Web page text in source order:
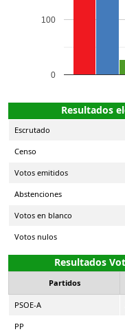
0
100
Resultados
Escrutado
Censo
Votos emitidos
Abstenciones
Votos en blanco
Votos nulos
Resultados
Partidos
PSOE-A
PP